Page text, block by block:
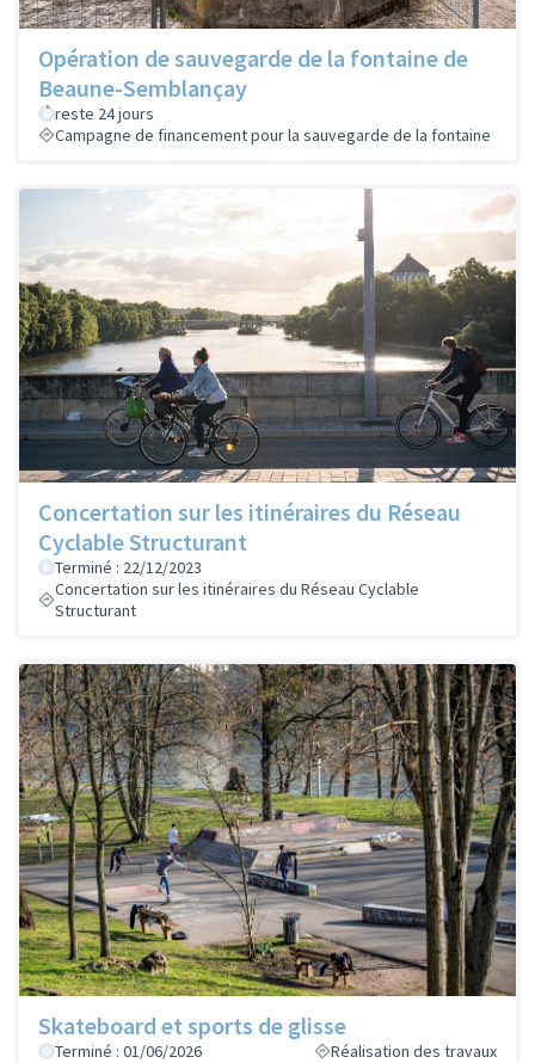
Opération de sauvegarde de la fontaine de
Beaune-Semblançay
reste 24 jours
Campagne de financement pour la sauvegarde de la fontaine
Concertation sur les itinéraires du Réseau
Cyclable Structurant
Terminé : 22/12/2023
Concertation sur les itinéraires du Réseau Cyclable
Structurant
Skateboard et sports de glisse
Terminé : 01/06/2026 Réalisation des travaux